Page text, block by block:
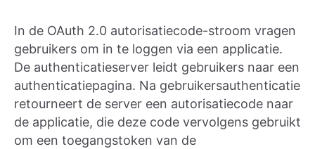
In de OAuth 2.0 autorisatiecode-stroom vragen
gebruikers om in te loggen via een applicatie.
De authenticatieserver leidt gebruikers naar een
authenticatiepagina. Na gebruikersauthenticatie
retourneert de server een autorisatiecode naar
de applicatie, die deze code vervolgens gebruikt
om een toegangstoken van de